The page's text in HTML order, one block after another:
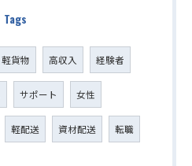
Tags
軽貨物 高収入 経験者
サポート 女性
軽配送 資材配送 転職